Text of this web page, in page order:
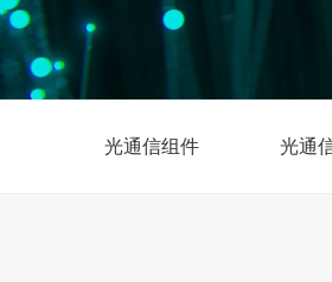
光通信组件 光通